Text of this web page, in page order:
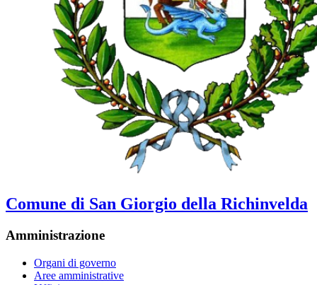
Comune di San Giorgio della Richinvelda
Amministrazione
Organi di governo
Aree amministrative